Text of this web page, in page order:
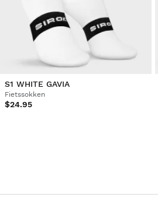
S1 WHITE GAVIA
Fietssokken
$24.95